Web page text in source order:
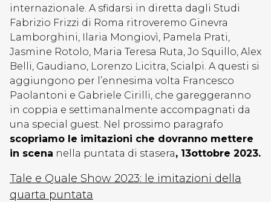
internazionale. A sfidarsi in diretta dagli Studi
Fabrizio Frizzi di Roma ritroveremo Ginevra
Lamborghini, Ilaria Mongiovì, Pamela Prati,
Jasmine Rotolo, Maria Teresa Ruta, Jo Squillo, Alex
Belli, Gaudiano, Lorenzo Licitra, Scialpi. A questi si
aggiungono per l’ennesima volta Francesco
Paolantoni e Gabriele Cirilli, che gareggeranno
in coppia e settimanalmente accompagnati da
una special guest. Nel prossimo paragrafo
scopriamo le imitazioni che dovranno mettere
in scena nella puntata di stasera, 13ottobre 2023.
Tale e Quale Show 2023: le imitazioni della
quarta puntata